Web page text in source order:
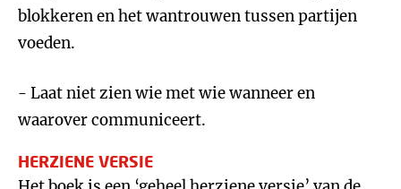
blokkeren en het wantrouwen tussen partijen
voeden.
- Laat niet zien wie met wie wanneer en
waarover communiceert.
HERZIENE VERSIE